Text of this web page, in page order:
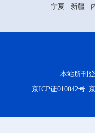
宁夏
新疆
本站所刊
京ICP证010042号|